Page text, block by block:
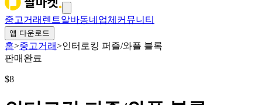
중고거래 렌트알바동네업체 커뮤니티
앱 다운로드
홈>중고거래>인터로킹 퍼즐/와플 블록
판매완료
$8